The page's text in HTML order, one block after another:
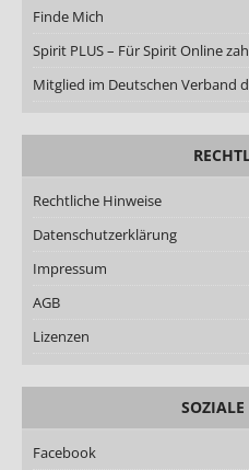
Finde Mich
Spirit PLUS – Für Spirit Online
Mitglied im Deutschen Verband
Rechtliche Hinweise
Datenschutzerklärung
Impressum
AGB
Lizenzen
Facebook